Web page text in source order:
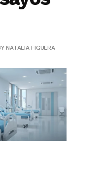
NATALIA FIGUERA